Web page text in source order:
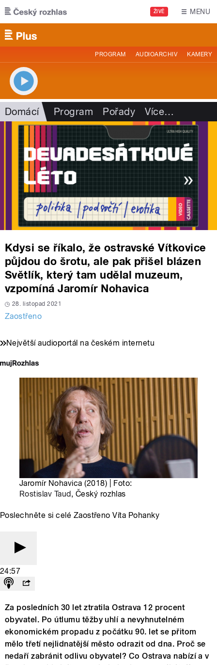
Přejít k hlavnímu obsahu
ŽIVĚ MENU
PROGRAM AUDIOARCHIV KAMERY
Domácí Program Pořady Více…
Kdysi se říkalo, že ostravské Vítkovice
půjdou do šrotu, ale pak přišel blázen
Světlík, který tam udělal muzeum,
vzpomíná Jaromír Nohavica
28. listopad 2021
Zaostřeno
Největší audioportál na českém internetu
Jaromír Nohavica (2018) | Foto:
Rostislav Taud , Český rozhlas
Poslechněte si celé Zaostřeno Víta Pohanky
24:57
Za posledních 30 let ztratila Ostrava 12 procent
obyvatel. Po útlumu těžby uhlí a nevyhnutelném
ekonomickém propadu z počátku 90. let se přitom
mělo třetí nejlidnatější město odrazit od dna. Proč se
nedaří zabránit odlivu obyvatel? Co Ostrava nabízí a v